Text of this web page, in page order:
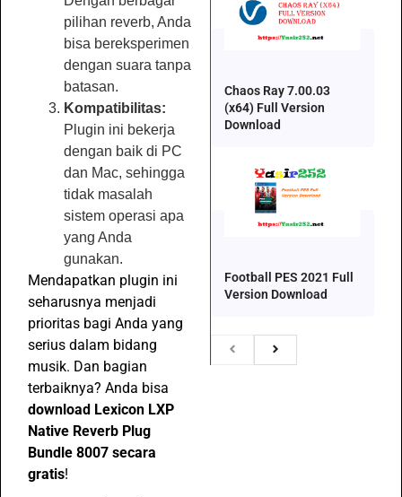
pilihan reverb, Anda
bisa bereksperimen
dengan suara tanpa
batasan.
Kompatibilitas:
Plugin ini bekerja
dengan baik di PC
dan Mac, sehingga
tidak masalah
sistem operasi apa
yang Anda
gunakan.
Mendapatkan plugin ini
seharusnya menjadi
prioritas bagi Anda yang
serius dalam bidang
musik. Dan bagian
terbaiknya? Anda bisa
download Lexicon LXP
Native Reverb Plug
Bundle 8007 secara
gratis!
Chaos Ray 7.00.03
(x64) Full Version
Download
Football PES 2021 Full
Version Download